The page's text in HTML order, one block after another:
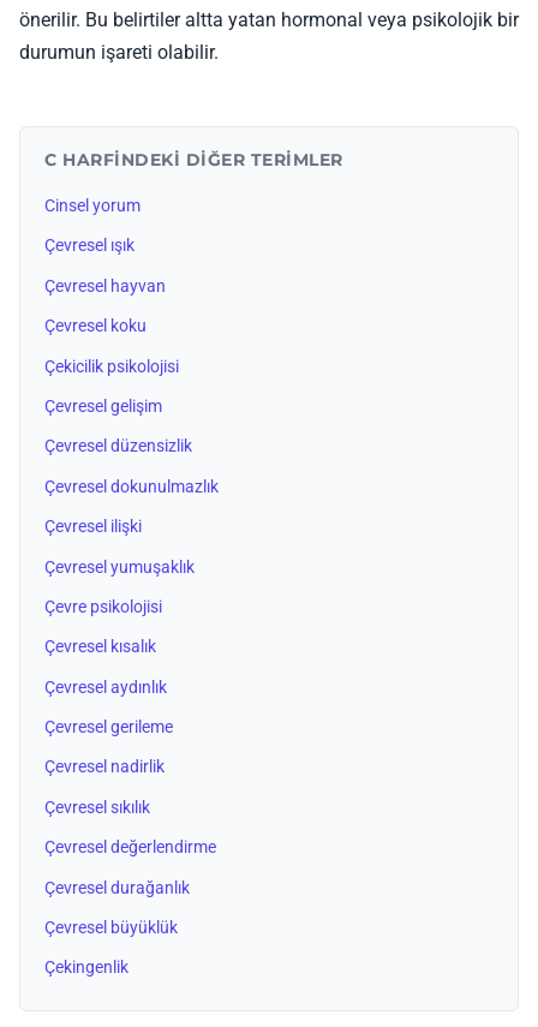
önerilir. Bu belirtiler altta yatan hormonal veya psikolojik bir
durumun işareti olabilir.
C HARFINDEKI DIĞER TERIMLER
Cinsel yorum
Çevresel ışık
Çevresel hayvan
Çevresel koku
Çekicilik psikolojisi
Çevresel gelişim
Çevresel düzensizlik
Çevresel dokunulmazlık
Çevresel ilişki
Çevresel yumuşaklık
Çevre psikolojisi
Çevresel kısalık
Çevresel aydınlık
Çevresel gerileme
Çevresel nadirlik
Çevresel sıkılık
Çevresel değerlendirme
Çevresel durağanlık
Çevresel büyüklük
Çekingenlik